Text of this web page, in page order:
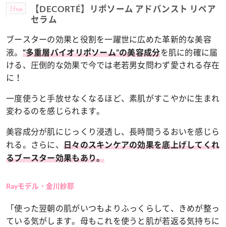
Item
【DECORTÉ】リポソーム アドバンスト リペア
セラム
ブースターの効果と役割を一躍世に広めた革新的な美容
液。 “多重層バイオリポソーム”の美容成分を肌に的確に届
ける、圧倒的な効果で今では老若男女問わず愛される存在
に！
一度使うと手放せなくなるほど、素肌がすこやかに生まれ
変わるのを感じられます。
美容成分が肌にじっくり浸透し、長時間うるおいを感じら
れる。さらに、 日々のスキンケアの効果を底上げしてくれ
るブースター効果もあり。
Rayモデル・金川紗耶
「使った翌朝の肌がいつもよりふっくらして、きめが整っ
ている気がします。母もこれを使うと肌が若返る気持ちに